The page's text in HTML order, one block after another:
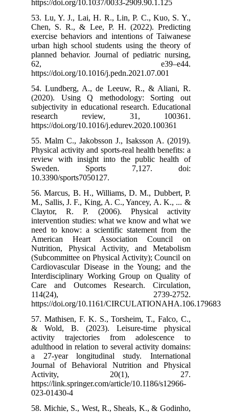
53. Lu, Y. J.,
Chen, S. R.,
exercise
urban high
planned
62,
54.
(2020).
subjectivity in
research
55. Malm C.,
Physical
review with
56. Marcus,
M., Sallis, J.
Claytor, R.
intervention
need to
American
Nutrition,
Care and
https://doi.org/
57. Mathisen,
& Wold, B.
activity
adulthood in
a 27-year
Journal of
https://
58. Michie, S.,